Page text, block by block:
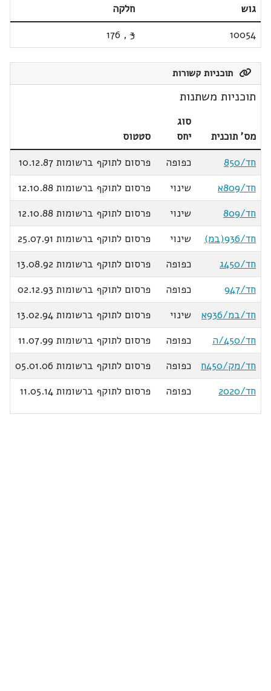
גוש
חלקה
10054
3
,
176
תוכניות קשורות
תוכניות משתנות
מס' תוכנית
סוג
יחס
סטטוס
חד/850
כפופה
פרסום לתוקף ברשומות 10.12.87
חד/809א
שינוי
פרסום לתוקף ברשומות 12.10.88
חד/809
שינוי
פרסום לתוקף ברשומות 12.10.88
חד/936(במ)
שינוי
פרסום לתוקף ברשומות 25.07.91
חד/450ג
כפופה
פרסום לתוקף ברשומות 13.08.92
חד/947
כפופה
פרסום לתוקף ברשומות 02.12.93
חד/במ/936א
שינוי
פרסום לתוקף ברשומות 13.02.94
חד/450/ה
כפופה
פרסום לתוקף ברשומות 11.07.99
חד/מק/450ח
כפופה
פרסום לתוקף ברשומות 05.01.06
חד/2020
כפופה פרסום לתוקף ברשומות 11.05.14